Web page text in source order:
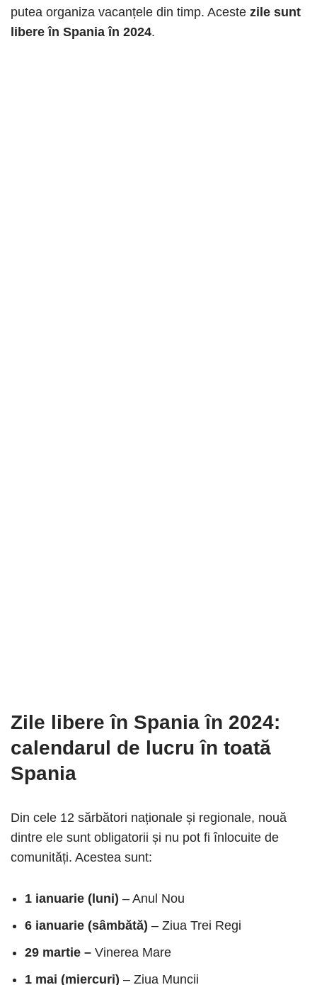
putea organiza vacanțele din timp. Aceste zile sunt
libere în Spania în 2024.
Zile libere în Spania în 2024:
calendarul de lucru în toată
Spania
Din cele 12 sărbători naționale și regionale, nouă
dintre ele sunt obligatorii și nu pot fi înlocuite de
comunități. Acestea sunt:
1 ianuarie (luni) – Anul Nou
6 ianuarie (sâmbătă) – Ziua Trei Regi
29 martie – Vinerea Mare
1 mai (miercuri) – Ziua Muncii